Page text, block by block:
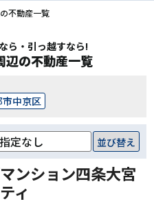
不動産一覧
ら・引っ越すなら!
辺の不動産一覧
市中京区
並び替え
ンション四条大宮
ィ